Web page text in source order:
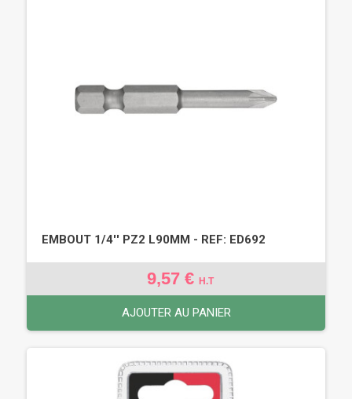
EMBOUT 1/4'' PZ2 L90MM - REF: ED692
9,57 € H.T
AJOUTER AU PANIER